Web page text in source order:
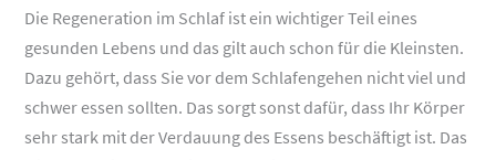
Die Regeneration im Schlaf ist ein wichtiger Teil eines
gesunden Lebens und das gilt auch schon für die Kleinsten.
Dazu gehört, dass Sie vor dem Schlafengehen nicht viel und
schwer essen sollten. Das sorgt sonst dafür, dass Ihr Körper
sehr stark mit der Verdauung des Essens beschäftigt ist. Das